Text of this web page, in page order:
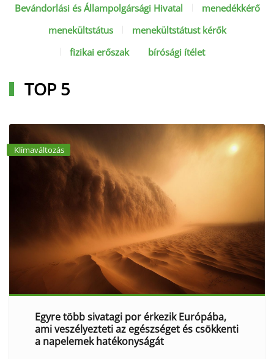
Bevándorlási és Állampolgársági Hivatal
menedékkérő
menekültstátus
menekültstátust kérők
fizikai erőszak
bírósági ítélet
TOP 5
Klímaváltozás
Egyre több sivatagi por érkezik Európába,
ami veszélyezteti az egészséget és csökkenti
a napelemek hatékonyságát